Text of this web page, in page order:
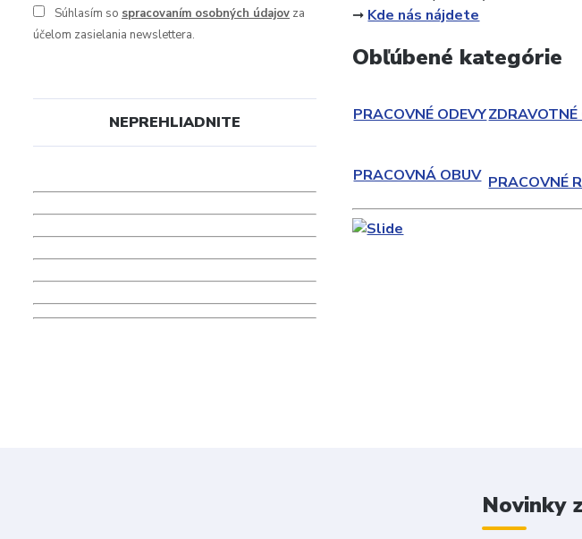
Súhlasím so spracovaním osobných údajov za
účelom zasielania newslettera.
NEPREHLIADNITE
➞ Kde nás nájdete
Obľúbené kategórie
PRACOVNÉ ODEVYZDRAVOTNÉ
PRACOVNÁ OBUV PRACOVNÉ
Novinky